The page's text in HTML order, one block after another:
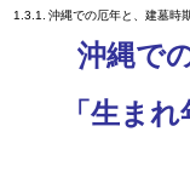
沖縄での厄年と、建墓時
沖縄で
「生ま